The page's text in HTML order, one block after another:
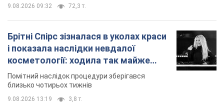
9.08.2026 09:32 72,3 т.
Брітні Спірс зізналася в уколах краси
і показала наслідки невдалої
косметології: ходила так майже
місяць
Помітний наслідок процедури зберігався
близько чотирьох тижнів
9.08.2026 13:19 3,8 т.